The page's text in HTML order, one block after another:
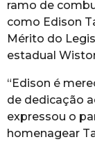
ramo de
como Edison
Mérito do
estadual
“Edison é
de dedicação
expressou o
homenagear